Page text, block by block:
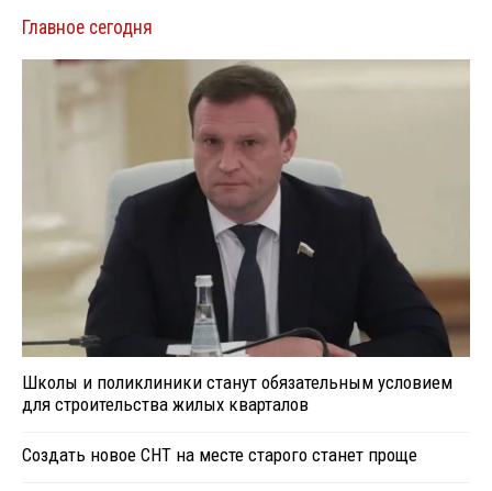
Главное сегодня
Школы и поликлиники станут обязательным условием
для строительства жилых кварталов
Создать новое СНТ на месте старого станет проще